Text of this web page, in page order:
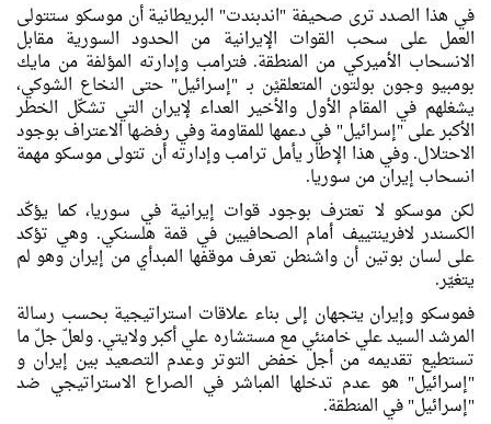
في هذا الصدد ترى صحيفة "اندبندت" البريطانية أن موسكو ستتولى
العمل على سحب القوات الإيرانية من الحدود السورية مقابل
الانسحاب الأميركي من المنطقة. فترامب وإدارته المؤلفة من مايك
بومبيو وجون بولتون المتعلقيْن بـ "إسرائيل" حتى النخاع الشوكي،
يشغلهم في المقام الأول والأخير العداء لإيران التي تشكّل الخطر
الأكبر على "إسرائيل" في دعمها للمقاومة وفي رفضها الاعتراف بوجود
الاحتلال. وفي هذا الإطار يأمل ترامب وإدارته أن تتولى موسكو مهمة
انسحاب إيران من سوريا.
لكن موسكو لا تعترف بوجود قوات إيرانية في سوريا، كما يؤكّد
الكسندر لافرينتييف أمام الصحافيين في قمة هلسنكي. وهي تؤكد
على لسان بوتين أن واشنطن تعرف موقفها المبدأي من إيران وهو لم
يتغيّر.
فموسكو وإيران يتجهان إلى بناء علاقات استراتيجية بحسب رسالة
المرشد السيد علي خامنئي مع مستشاره علي أكبر ولايتي. ولعلّ جلّ ما
تستطيع تقديمه من أجل خفض التوتر وعدم التصعيد بين إيران و
"إسرائيل" هو عدم تدخلها المباشر في الصراع الاستراتيجي ضد
"إسرائيل" في المنطقة.